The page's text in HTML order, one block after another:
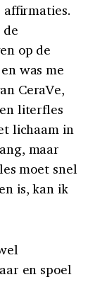
op de
was me
CeraVe,
literfles
lichaam in
maar
moet snel
is, kan ik
en spoel